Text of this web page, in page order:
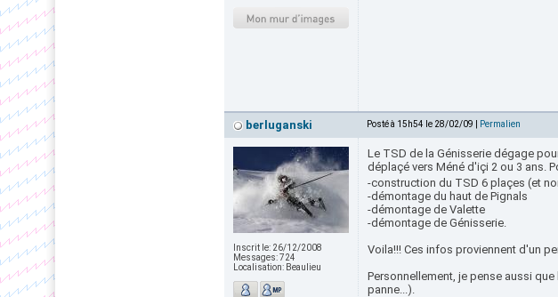
berluganski Posté à 15h54 le 28/02/09 | Permalien
Inscrit le: 26/12/2008
Messages:724
Localisation: Beaulieu
Le TSD de la Génisserie dégage
déplaçé vers Méné d'içi 2 ou 3 ans.
-construction du TSD 6 plaçes (et
-démontage du haut de Pignals
-démontage de Valette
-démontage de Génisserie.
Voila!!! Ces infos proviennent d'un
Personnellement, je pense aussi
panne...).